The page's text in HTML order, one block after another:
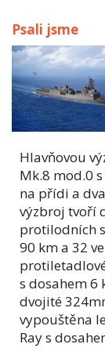
Psali jsme
Hlavňovou
Mk.8 mod.0
na přídi a
výzbroj tvoří
protilodních
90 km a 32
s dosahem 6
dvojité
vypouštěna
Ray s